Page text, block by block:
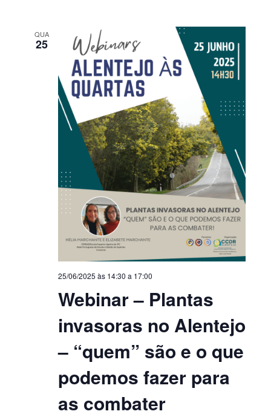
QUA
25
Webinar – Plantas
invasoras no Alentejo
– “quem” são e o que
podemos fazer para
as combater
25/06/2025 às 14:30 a 17:00